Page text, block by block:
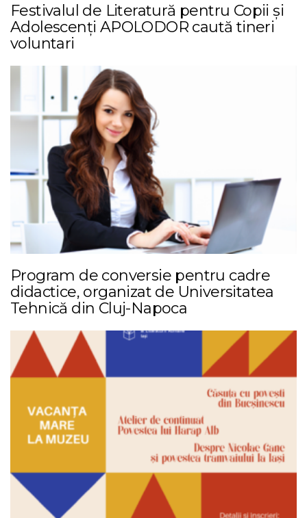
Festivalul de Literatură pentru Copii și
Adolescenți APOLODOR caută tineri
voluntari
Program de conversie pentru cadre
didactice, organizat de Universitatea
Tehnică din Cluj-Napoca